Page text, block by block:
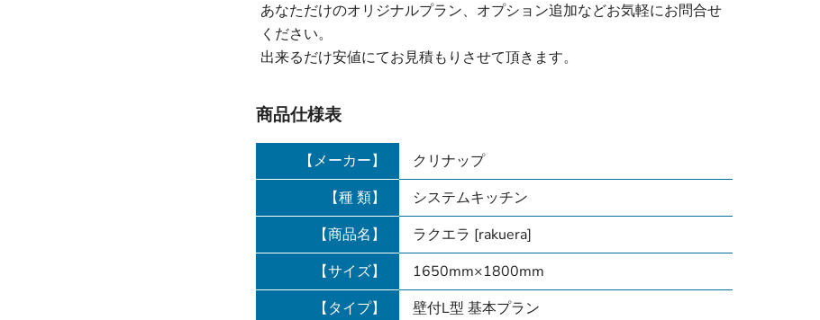
あなただけのオリジナルプラン、オプション追加などお気軽にお問合せ
ください。
出来るだけ安値にてお見積もりさせて頂きます。
商品仕様表
【メーカー】
クリナップ
【種 類】
システムキッチン
【商品名】
ラクエラ [rakuera]
【サイズ】
1650mm×1800mm
【タイプ】
壁付L型 基本プラン